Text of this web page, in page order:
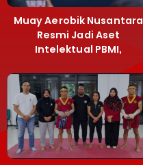
Muay Aerobik Nusantara
Resmi Jadi Aset
Intelektual PBMI,
Terobosan Bangun
Grassroots